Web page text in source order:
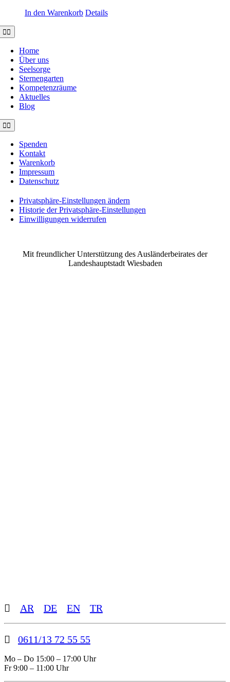
In den Warenkorb Details
Toggle
Navigation
Home
Über uns
Seelsorge
Sternengarten
Kompetenzräume
Aktuelles
Blog
Toggle
Navigation
Spenden
Kontakt
Warenkorb
Impressum
Datenschutz
Privatsphäre-Einstellungen ändern
Historie der Privatsphäre-Einstellungen
Einwilligungen widerrufen
Mit freundlicher Unterstützung des Ausländerbeirates der
Landeshauptstadt Wiesbaden
Toggle
Sliding
Bar
AR DE EN TR
0611/13 72 55 55
Mo – Do 15:00 – 17:00 Uhr
Fr 9:00 – 11:00 Uhr